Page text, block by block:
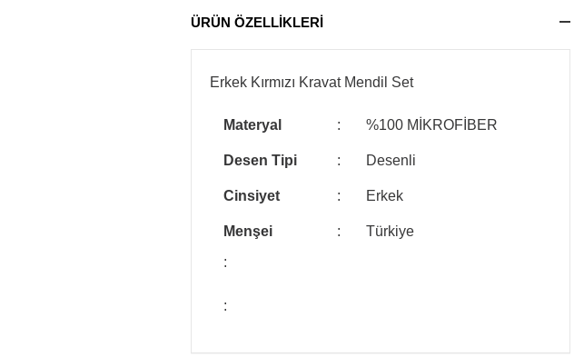
ÜRÜN ÖZELLİKLERİ
Erkek Kırmızı Kravat Mendil Set
Materyal : %100 MİKROFİBER
Desen Tipi : Desenli
Cinsiyet : Erkek
Menşei :
Türkiye
:
: